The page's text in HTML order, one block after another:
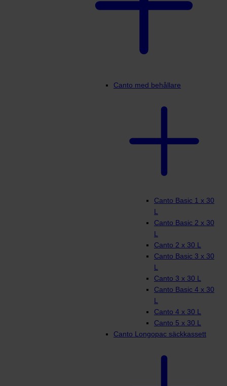
Canto med behållare
Canto Basic 1 x 30
L
Canto Basic 2 x 30
L
Canto 2 x 30 L
Canto Basic 3 x 30
L
Canto 3 x 30 L
Canto Basic 4 x 30
L
Canto 4 x 30 L
Canto 5 x 30 L
Canto Longopac säckkassett